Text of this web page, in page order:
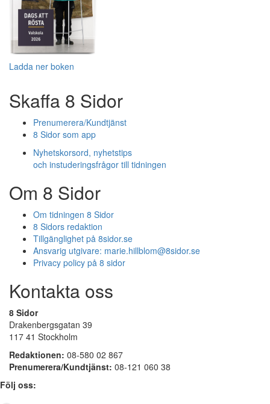
Ladda ner boken
Skaffa 8 Sidor
Prenumerera/Kundtjänst
8 Sidor som app
Nyhetskorsord, nyhetstips
och instuderingsfrågor till tidningen
Om 8 Sidor
Om tidningen 8 Sidor
8 Sidors redaktion
Tillgänglighet på 8sidor.se
Ansvarig utgivare: marie.hillblom@8sidor.se
Privacy policy på 8 sidor
Kontakta oss
8 Sidor
Drakenbergsgatan 39
117 41 Stockholm
Redaktionen: 08-580 02 867
Prenumerera/Kundtjänst: 08-121 060 38
Följ oss: